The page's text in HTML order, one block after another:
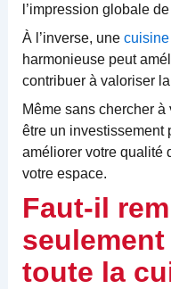
l’impression globale
À l’inverse, une cuisine
harmonieuse peut
contribuer à valoriser
Même sans chercher
être un investissement
améliorer votre qualité
votre espace.
Faut-il
toute la